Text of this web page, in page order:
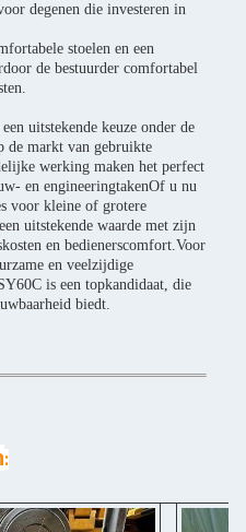
degenen die investeren in
stoelen en een
de bestuurder comfortabel
uitstekende keuze onder de
de markt van gebruikte
werking maken het perfect
en engineeringtakenOf u nu
voor kleine of grotere
uitstekende waarde met zijn
en bedienerscomfort.Voor
en veelzijdige
is een topkandidaat, die
biedt.
: